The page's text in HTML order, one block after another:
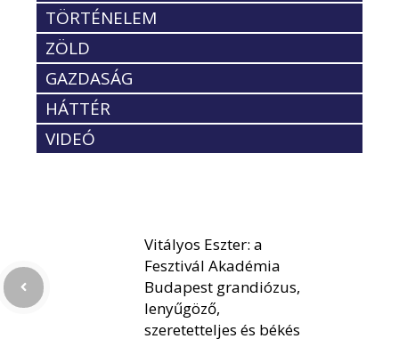
TÖRTÉNELEM
ZÖLD
GAZDASÁG
HÁTTÉR
VIDEÓ
Vitályos Eszter: a
Fesztivál Akadémia
Budapest grandiózus,
lenyűgöző,
szeretetteljes és békés